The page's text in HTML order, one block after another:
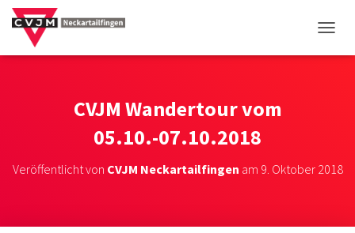
CVJM Wandertour vom
05.10.-07.10.2018
Veröffentlicht von CVJM Neckartailfingen am 9. Oktober 2018